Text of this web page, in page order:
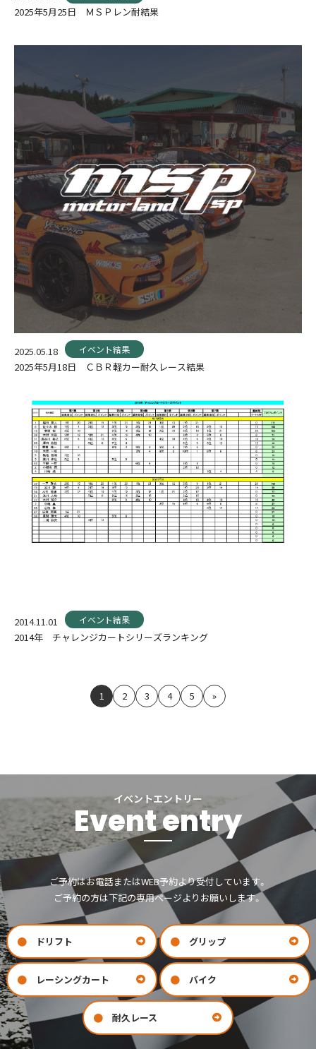
2025年5月25日 ＭＳＰレン耐結果
2025.05.18 イベント結果
2025年5月18日 ＣＢＲ軽カー耐久レース結果
2014.11.01 イベント結果
2014年 チャレンジカートシリーズランキング
1 2 3 4 5 »
イベントエントリー
Event entry
ご予約はお電話またはWEB予約より受付しています。
ご予約の方は下記の専用ページよりお願いします。
ドリフト グリップ
レーシングカート バイク
耐久レース
お問い合わせ
会社案内